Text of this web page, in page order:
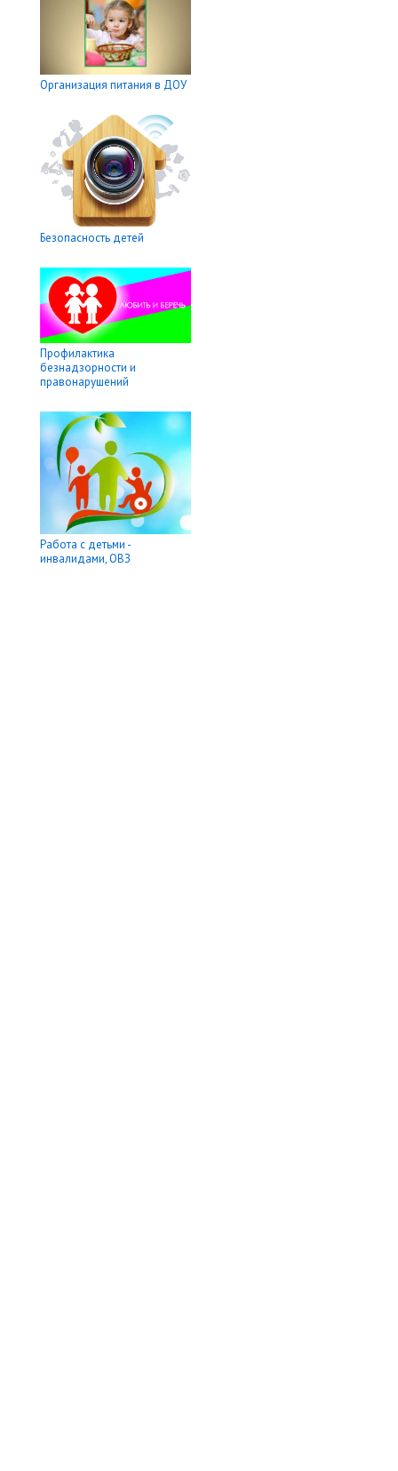
Организация питания в ДОУ
Безопасность детей
Профилактика
безнадзорности и
правонарушений
Работа с детьми -
инвалидами, ОВЗ